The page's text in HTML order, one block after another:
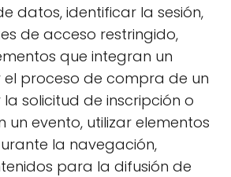
datos, identificar la sesión,
de acceso restringido,
que integran un
el proceso de compra de un
solicitud de inscripción o
un evento, utilizar elementos
la navegación,
para la difusión de